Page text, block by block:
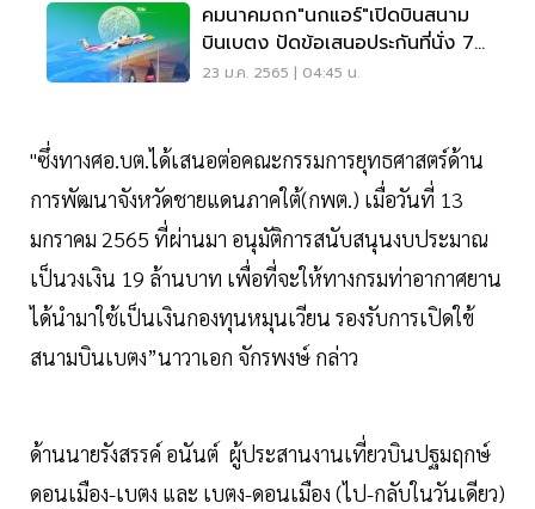
คมนาคมถก"นกแอร์"เปิดบินสนาม
บินเบตง ปัดข้อเสนอประกันที่นั่ง 75
%
23 ม.ค. 2565 | 04:45 น.
"ซึ่งทางศอ.บต.ได้เสนอต่อคณะกรรมการยุทธศาสตร์ด้าน
การพัฒนาจังหวัดชายแดนภาคใต้(กพต.) เมื่อวันที่ 13
มกราคม 2565 ที่ผ่านมา อนุมัติการสนับสนุนงบประมาณ
เป็นวงเงิน 19 ล้านบาท เพื่อที่จะให้ทางกรมท่าอากาศยาน
ได้นำมาใช้เป็นเงินกองทุนหมุนเวียน รองรับการเปิดใข้
สนามบินเบตง”นาวาเอก จักรพงษ์ กล่าว
ด้านนายรังสรรค์ อนันต์ ผู้ประสานงานเที่ยวบินปฐมฤกษ์
ดอนเมือง-เบตง และ เบตง-ดอนเมือง (ไป-กลับในวันเดียว)